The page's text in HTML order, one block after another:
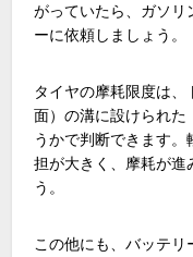
がっていたら、ガソリ
ーに依頼しましょう。
タイヤの摩耗限度は
面）の溝に設けられた
うかで判断できます
担が大きく、摩耗が進
う。
この他にも、バッテ